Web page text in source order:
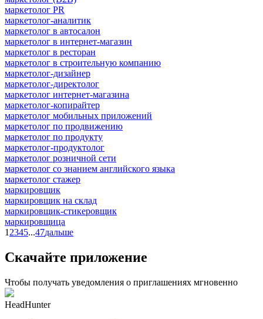
маркетолог PR
маркетолог-аналитик
маркетолог в автосалон
маркетолог в интернет-магазин
маркетолог в ресторан
маркетолог в строительную компанию
маркетолог-дизайнер
маркетолог-директолог
маркетолог интернет-магазина
маркетолог-копирайтер
маркетолог мобильных приложений
маркетолог по продвижению
маркетолог по продукту
маркетолог-продуктолог
маркетолог розничной сети
маркетолог со знанием английского языка
маркетолог стажер
маркировщик
маркировщик на склад
маркировщик-стикеровщик
маркировщица
1 2345...47дальше
Скачайте приложение
Чтобы получать уведомления о приглашениях мгновенно
HeadHunter